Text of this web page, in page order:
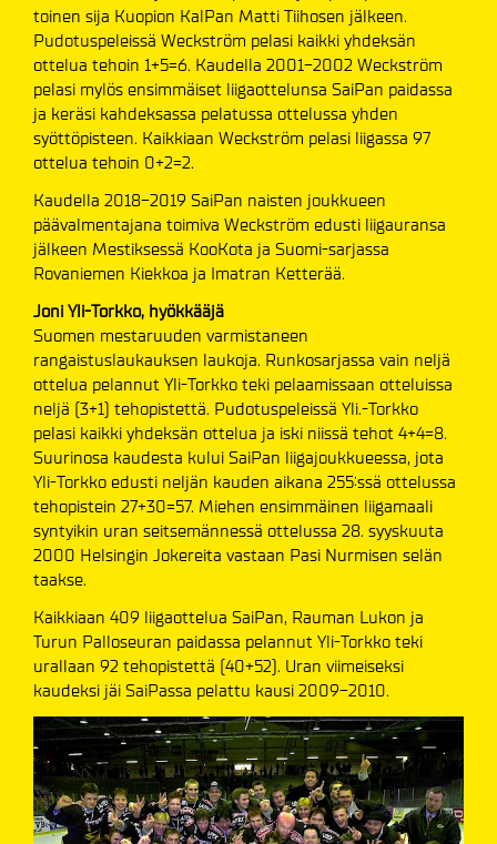
toinen sija Kuopion KalPan Matti Tiihosen jälkeen.
Pudotuspeleissä Weckström pelasi kaikki yhdeksän
ottelua tehoin 1+5=6. Kaudella 2001-2002 Weckström
pelasi mylös ensimmäiset liigaottelunsa SaiPan paidassa
ja keräsi kahdeksassa pelatussa ottelussa yhden
syöttöpisteen. Kaikkiaan Weckström pelasi liigassa 97
ottelua tehoin 0+2=2.
Kaudella 2018-2019 SaiPan naisten joukkueen
päävalmentajana toimiva Weckström edusti liigauransa
jälkeen Mestiksessä KooKota ja Suomi-sarjassa
Rovaniemen Kiekkoa ja Imatran Ketterää.
Joni Yli-Torkko, hyökkääjä
Suomen mestaruuden varmistaneen
rangaistuslaukauksen laukoja. Runkosarjassa vain neljä
ottelua pelannut Yli-Torkko teki pelaamissaan otteluissa
neljä (3+1) tehopistettä. Pudotuspeleissä Yli.-Torkko
pelasi kaikki yhdeksän ottelua ja iski niissä tehot 4+4=8.
Suurinosa kaudesta kului SaiPan liigajoukkueessa, jota
Yli-Torkko edusti neljän kauden aikana 255:ssä ottelussa
tehopistein 27+30=57. Miehen ensimmäinen liigamaali
syntyikin uran seitsemännessä ottelussa 28. syyskuuta
2000 Helsingin Jokereita vastaan Pasi Nurmisen selän
taakse.
Kaikkiaan 409 liigaottelua SaiPan, Rauman Lukon ja
Turun Palloseuran paidassa pelannut Yli-Torkko teki
urallaan 92 tehopistettä (40+52). Uran viimeiseksi
kaudeksi jäi SaiPassa pelattu kausi 2009-2010.